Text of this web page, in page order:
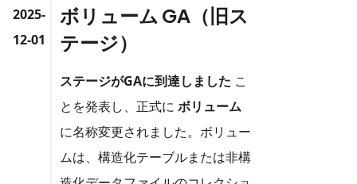
2025-
12-01
ボリューム GA（旧ス
テージ）
ステージがGAに到達しました こ
とを発表し、正式にボリューム
に名称変更されました。ボリュー
ムは、構造化テーブルまたは非構